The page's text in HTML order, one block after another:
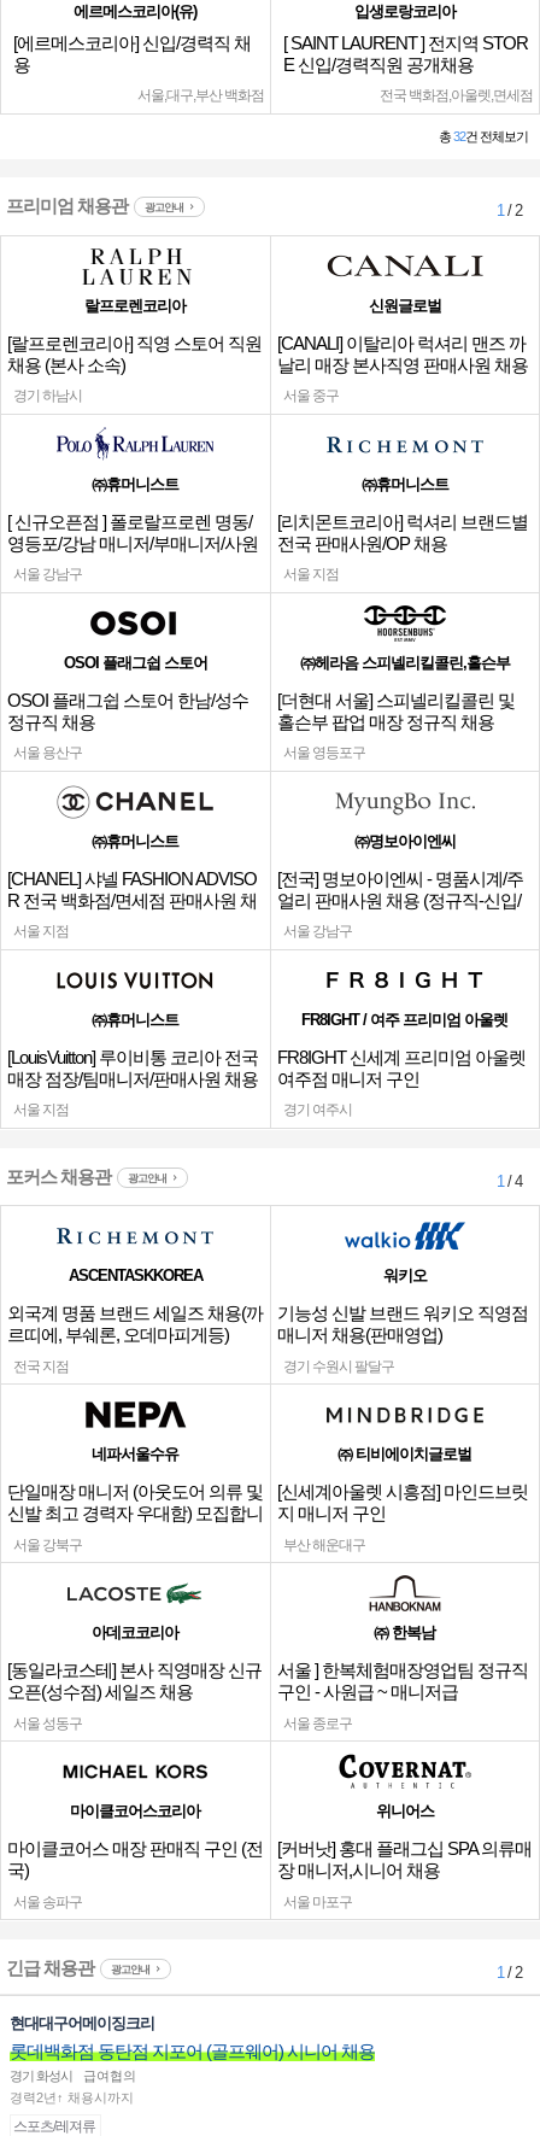
에르메스코리아(유)
[에르메스코리아] 신입/경력직 채
용
서울,대구,부산 백화점
입생로랑코리아
[ SAINT LAURENT ] 전지역 STOR
E 신입/경력직원 공개채용
전국 백화점,아울렛,면세점
총32건 전체보기
프리미엄 채용관 광고안내 1/ 2
랄프로렌코리아
[랄프로렌코리아] 직영 스토어 직원
채용 (본사 소속)
경기 하남시
신원글로벌
[CANALI] 이탈리아 럭셔리 맨즈 까
날리 매장 본사직영 판매사원 채용
서울 중구
㈜휴머니스트
[ 신규오픈점 ] 폴로랄프로렌 명동/
영등포/강남 매니저/부매니저/사원
서울 강남구
㈜휴머니스트
[리치몬트코리아] 럭셔리 브랜드별
전국 판매사원/OP 채용
서울 지점
OSOI 플래그쉽 스토어
OSOI 플래그쉽 스토어 한남/성수
정규직 채용
서울 용산구
㈜헤라음 스피넬리킬콜린,홀슨부
[더현대 서울] 스피넬리킬콜린 및
홀슨부 팝업 매장 정규직 채용
서울 영등포구
㈜휴머니스트
[CHANEL] 샤넬 FASHION ADVISO
R 전국 백화점/면세점 판매사원 채
용
서울 지점
㈜명보아이엔씨
[전국] 명보아이엔씨 - 명품시계/주
얼리 판매사원 채용 (정규직-신입/
경력)
서울 강남구
㈜휴머니스트
[LouisVuitton] 루이비통 코리아 전국
매장 점장/팀매니저/판매사원 채용
서울 지점
FR8IGHT / 여주 프리미엄 아울렛
FR8IGHT 신세계 프리미엄 아울렛
여주점 매니저 구인
경기 여주시
포커스 채용관 광고안내 1/ 4
ASCENTASKKOREA
외국계 명품 브랜드 세일즈 채용(까
르띠에, 부쉐론, 오데마피게등)
전국 지점
워키오
기능성 신발 브랜드 워키오 직영점
매니저 채용(판매영업)
경기 수원시 팔달구
네파서울수유
단일매장 매니저 (아웃도어 의류 및
신발 최고 경력자 우대함) 모집합니
다.
서울 강북구
㈜ 티비에이치글로벌
[신세계아울렛 시흥점] 마인드브릿
지 매니저 구인
부산 해운대구
아데코코리아
[동일라코스테] 본사 직영매장 신규
오픈(성수점) 세일즈 채용
서울 성동구
㈜ 한복남
서울 ] 한복체험매장영업팀 정규직
구인 - 사원급 ~ 매니저급
서울 종로구
마이클코어스코리아
마이클코어스 매장 판매직 구인 (전
국)
서울 송파구
위니어스
[커버낫] 홍대 플래그십 SPA 의류매
장 매니저,시니어 채용
서울 마포구
긴급 채용관 광고안내 1/ 2
현대대구어메이징크리
롯데백화점 동탄점 지포어 (골프웨어) 시니어 채용
경기 화성시
급여협의
경력2년↑ 채용시까지
스포츠/레져류